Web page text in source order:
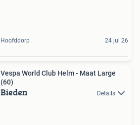
Hoofddorp 24 jul 26
Vespa World Club Helm - Maat Large
(60)
Bieden Details